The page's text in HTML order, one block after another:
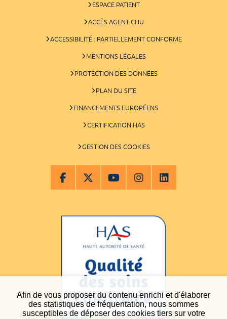
Afin de vous proposer du contenu enrichi et d'élaborer
des statistiques de fréquentation, nous sommes
susceptibles de déposer des cookies tiers sur votre
ESPACE PATIENT
ACCÈS AGENT CHU
ACCESSIBILITÉ : PARTIELLEMENT CONFORME
MENTIONS LÉGALES
PROTECTION DES DONNÉES
PLAN DU SITE
FINANCEMENTS EUROPÉENS
CERTIFICATION HAS
GESTION DES COOKIES